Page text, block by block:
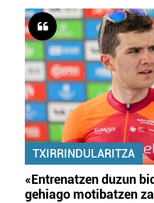
TXIRRINDULARITZA
«Entrenatzen duzun
gehiago motibatzen